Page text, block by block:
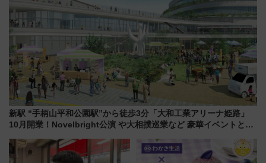
新駅 “手柄山平和公園駅”から徒歩3分「大和工業アリーナ姫路」
10月開業！Novelbright公演 や大相撲巡業など 豪華イベントとア